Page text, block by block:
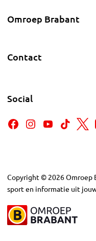
Omroep Brabant
Contact
Social
Copyright © 2026Omroep
sport en informatie uit